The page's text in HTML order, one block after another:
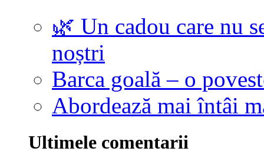
🌿 Un cadou care nu
noștri
Barca goală – o
Abordează mai întâi
Ultimele comentarii